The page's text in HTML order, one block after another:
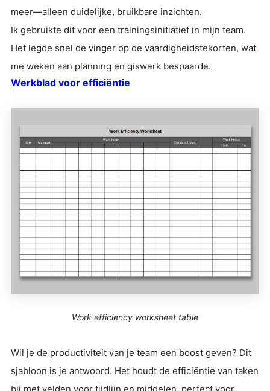
meer—alleen duidelijke, bruikbare inzichten.
Ik gebruikte dit voor een trainingsinitiatief in mijn team.
Het legde snel de vinger op de vaardigheidstekorten, wat
me weken aan planning en giswerk bespaarde.
Werkblad voor efficiëntie
Work efficiency worksheet table
Wil je de productiviteit van je team een boost geven? Dit
sjabloon is je antwoord. Het houdt de efficiëntie van taken
bij met velden voor tijdlijn en middelen, perfect voor